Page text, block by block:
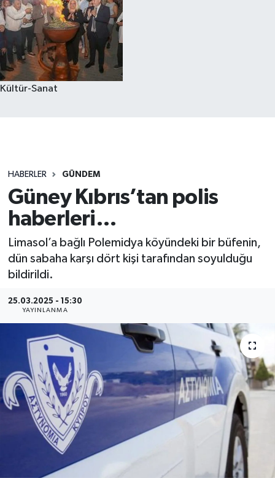
Kültür-Sanat
HABERLER GÜNDEM
Güney Kıbrıs’tan polis
haberleri…
Limasol’a bağlı Polemidya köyündeki bir büfenin,
dün sabaha karşı dört kişi tarafından soyulduğu
bildirildi.
25.03.2025 - 15:30
YAYINLANMA